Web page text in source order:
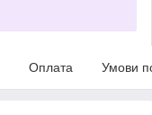
Оплата Умови